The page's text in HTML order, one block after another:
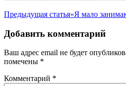
Навигация
по
записям
Предыдущая статья«Я мало
Добавить комментарий
Ваш адрес email не будет
помечены *
Комментарий *